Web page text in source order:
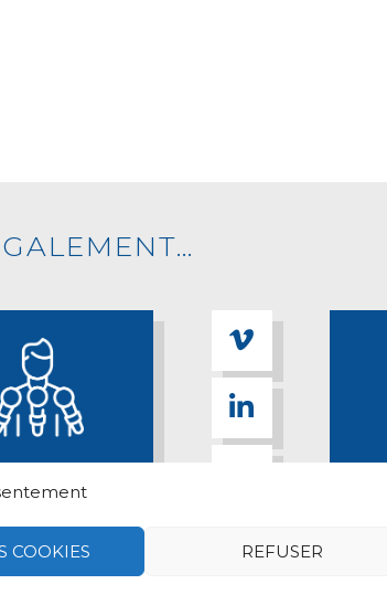
COOKIES REFUSER
presse
Politique des cookies